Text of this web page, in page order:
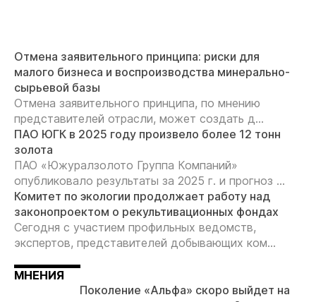
Отмена заявительного принципа: риски для
малого бизнеса и воспроизводства минерально-
сырьевой базы
Отмена заявительного принципа, по мнению
представителей отрасли, может создать д...
ПАО ЮГК в 2025 году произвело более 12 тонн
золота
ПАО «Южуралзолото Группа Компаний»
опубликовало результаты за 2025 г. и прогноз ...
Комитет по экологии продолжает работу над
законопроектом о рекультивационных фондах
Сегодня с участием профильных ведомств,
экспертов, представителей добывающих ком...
МНЕНИЯ
Поколение «Альфа» скоро выйдет на